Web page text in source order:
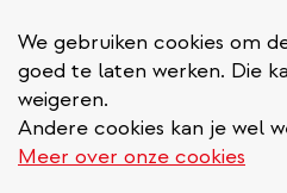
We gebruiken cookies om
goed te laten werken. Die
weigeren.
Andere cookies kan je wel
Meer over onze cookies